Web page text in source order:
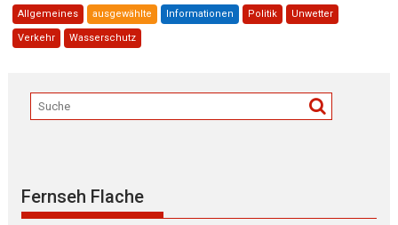
Allgemeines ausgewählte Informationen Politik Unwetter
Verkehr Wasserschutz
Fernseh Flache